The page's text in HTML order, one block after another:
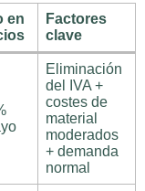
en
Factores
clave
Eliminación
del IVA +
costes de
material
moderados
+ demanda
normal